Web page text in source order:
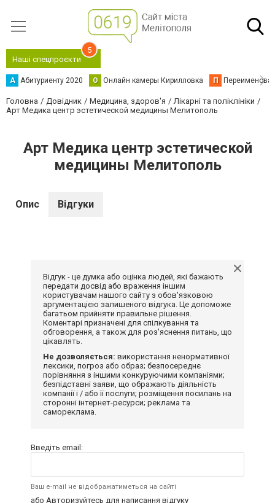
Наші спецпроєкти
5
А Абитуриенту 2020 О Онлайн камеры Кирилловка П
Головна Довідник Медицина, здоров'я
Лікарні та поліклініки
Арт Медика центр эстетической медицины Мелитополь
Арт Медика центр эстетической
медицины Мелитополь
Опис Відгуки
Відгук - це думка або оцінка людей, які бажають
передати досвід або враження іншим
користувачам нашого сайту з обов'язковою
аргументацією залишеного відгука. Це допоможе
багатьом прийняти правильне рішення.
Коментарі призначені для спілкування та
обговорення, а також для роз'яснення питань, що
цікавлять.
Не дозволяється: використання ненормативної
лексики, погроз або образ; безпосереднє
порівняння з іншими конкуруючими компаніями;
безпідставні заяви, що ображають діяльність
компанії і / або її послуги; розміщення посилань на
сторонні інтернет-ресурси; реклама та
самореклама.
Введіть email:
Ваш e-mail не відображатиметься на сайті
або Авторизуйтесь для написання відгуку